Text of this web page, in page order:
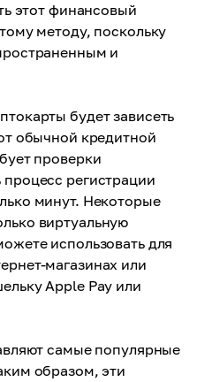
этот финансовый
методу, поскольку
и
будет зависеть
обычной кредитной
проверки
регистрации
минут. Некоторые
виртуальную
использовать для
магазинах или
Apple Pay или
самые популярные
образом, эти